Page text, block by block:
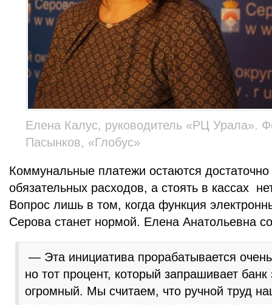
Елена Калус, руководитель «РЦ Урала».
Пасынков, «Глобус»
Коммунальные платежи остаются
обязательных расходов, а стоять в кассах
Вопрос лишь в том, когда функция
Серова станет нормой. Елена Анатольевна
— Эта инициатива прорабатывается
но тот процент, который запрашивает банк
огромный. Мы считаем, что ручной труд